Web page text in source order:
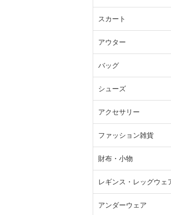
スカート
アウター
バッグ
シューズ
アクセサリー
ファッション雑貨
財布・小物
レギンス・レッグウェ
アンダーウェア